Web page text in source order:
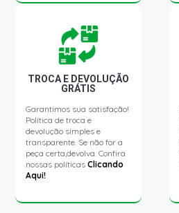
TROCA E DEVOLUÇÃO
GRÁTIS
Garantimos sua satisfação!
Política de troca e
devolução simples e
transparente. Se não for a
peça certa,devolva. Confira
nossas políticasClicando
Aqui!